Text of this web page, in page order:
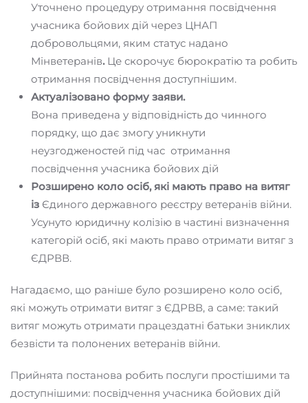
Уточнено процедуру отримання посвідчення
учасника бойових дій через ЦНАП
добровольцями, яким статус надано
Мінветеранів.Це скорочує бюрократію та робить
отримання посвідчення доступнішим.
Актуалізовано форму заяви.
Вона приведена у відповідність до чинного
порядку, що дає змогу уникнути
неузгодженостей під час отримання
посвідчення учасника бойових дій
Розширено коло осіб, які мають право на витяг
із Єдиного державного реєстру ветеранів війни.
Усунуто юридичну колізію в частині визначення
категорій осіб, які мають право отримати витяг з
ЄДРВВ.
Нагадаємо, що раніше було розширено коло осіб,
які можуть отримати витяг з ЄДРВВ, а саме: такий
витяг можуть отримати працездатні батьки зниклих
безвісти та полонених ветеранів війни.
Прийнята постанова робить послуги простішими та
доступнішими: посвідчення учасника бойових дій